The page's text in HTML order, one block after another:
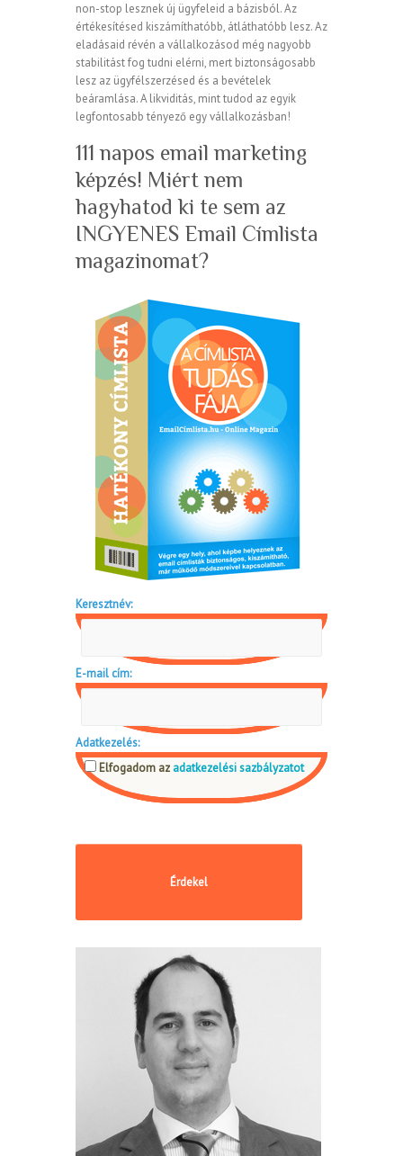
non-stop lesznek új ügyfeleid a bázisból. Az
értékesítésed kiszámíthatóbb, átláthatóbb lesz. Az
eladásaid révén a vállalkozásod még nagyobb
stabilitást fog tudni elérni, mert biztonságosabb
lesz az ügyfélszerzésed és a bevételek
beáramlása. A likviditás, mint tudod az egyik
legfontosabb tényező egy vállalkozásban!
111 napos email marketing
képzés! Miért nem
hagyhatod ki te sem az
INGYENES Email Címlista
magazinomat?
Keresztnév:
E-mail cím:
Adatkezelés:
Elfogadom az adatkezelési sazbályzatot